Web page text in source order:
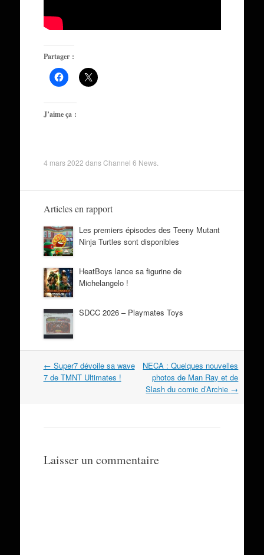
Partager :
J’aime ça :
4 mars 2022 dansChannel 6 News.
Articles en rapport
Les premiers épisodes des Teeny Mutant
Ninja Turtles sont disponibles
HeatBoys lance sa figurine de
Michelangelo !
SDCC 2026 – Playmates Toys
Navigation
dans
← Super7 dévoile sa wave
7 de TMNT Ultimates !
NECA : Quelques nouvelles
photos de Man Ray et de
Slash du comic d’Archie →
Laisser un commentaire